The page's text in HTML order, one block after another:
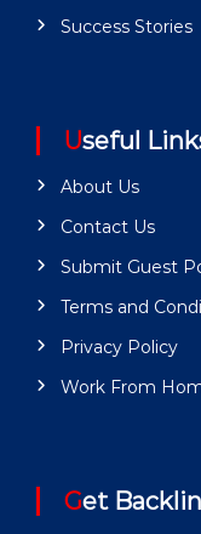
Success Stories
Useful
About Us
Contact Us
Submit Guest
Terms and
Privacy Policy
Work From
Get